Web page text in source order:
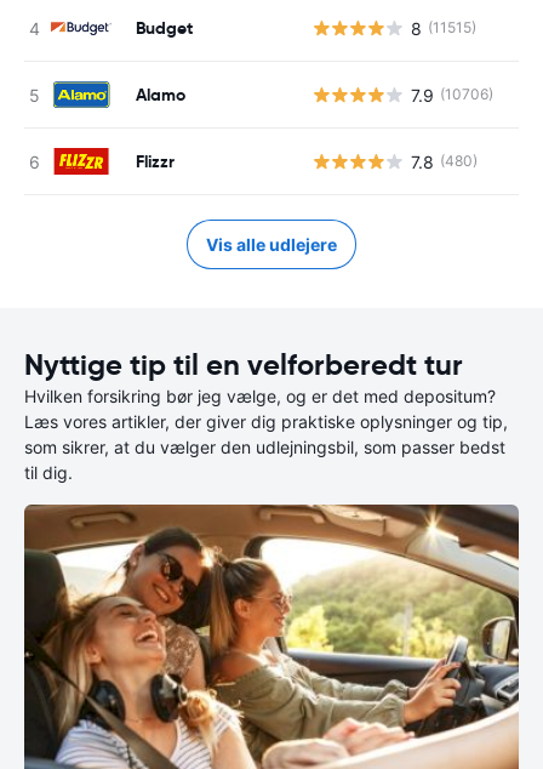
Budget 8 (11515)
Alamo 7.9 (10706)
Flizzr 7.8 (480)
Vis alle udlejere
Nyttige tip til en velforberedt tur
Hvilken forsikring bør jeg vælge, og er det med depositum?
Læs vores artikler, der giver dig praktiske oplysninger og tip,
som sikrer, at du vælger den udlejningsbil, som passer bedst
til dig.